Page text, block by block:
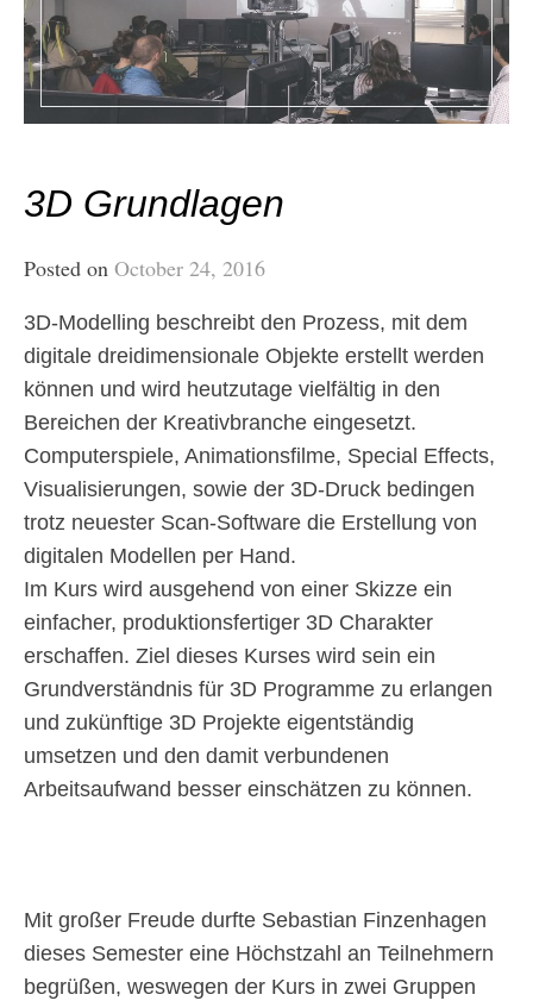
3D Grundlagen
Posted on October 24, 2016
3D-Modelling beschreibt den Prozess, mit dem
digitale dreidimensionale Objekte erstellt werden
können und wird heutzutage vielfältig in den
Bereichen der Kreativbranche eingesetzt.
Computerspiele, Animationsfilme, Special Effects,
Visualisierungen, sowie der 3D-Druck bedingen
trotz neuester Scan-Software die Erstellung von
digitalen Modellen per Hand.
Im Kurs wird ausgehend von einer Skizze ein
einfacher, produktionsfertiger 3D Charakter
erschaffen. Ziel dieses Kurses wird sein ein
Grundverständnis für 3D Programme zu erlangen
und zukünftige 3D Projekte eigentständig
umsetzen und den damit verbundenen
Arbeitsaufwand besser einschätzen zu können.
Mit großer Freude durfte Sebastian Finzenhagen
dieses Semester eine Höchstzahl an Teilnehmern
begrüßen, weswegen der Kurs in zwei Gruppen